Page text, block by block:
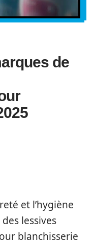
de
et l’hygiène
lessives
blanchisserie